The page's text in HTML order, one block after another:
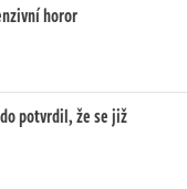
horor
potvrdil, že se již